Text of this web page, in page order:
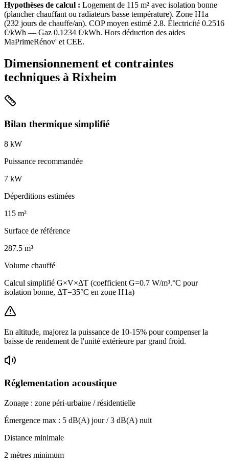
Hypothèses de calcul : Logement de 115 m² avec isolation bonne
(plancher chauffant ou radiateurs basse température). Zone H1a
(232 jours de chauffe/an). COP moyen estimé 2.8. Électricité 0.2516
€/kWh — Gaz 0.1234 €/kWh. Hors déduction des aides
MaPrimeRénov' et CEE.
Dimensionnement et contraintes
techniques à Rixheim
Bilan thermique simplifié
8 kW
Puissance recommandée
7 kW
Déperditions estimées
115 m²
Surface de référence
287.5 m³
Volume chauffé
Calcul simplifié G×V×ΔT (coefficient G=0.7 W/m³.°C pour
isolation bonne, ΔT=35°C en zone H1a)
En altitude, majorez la puissance de 10-15% pour compenser la
baisse de rendement de l'unité extérieure par grand froid.
Réglementation acoustique
Zonage : zone péri-urbaine / résidentielle
Émergence max : 5 dB(A) jour /3 dB(A) nuit
Distance minimale
2 mètres minimum